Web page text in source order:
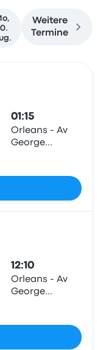
Weitere
Termine
01:15
Orleans - Av
George
12:10
Orleans - Av
George